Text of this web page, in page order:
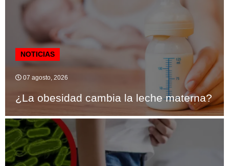
NOTICIAS
07 agosto, 2026
¿La obesidad cambia la leche materna?